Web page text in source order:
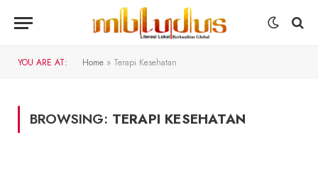
YOU ARE AT: Home » Terapi Kesehatan
BROWSING: TERAPI KESEHATAN